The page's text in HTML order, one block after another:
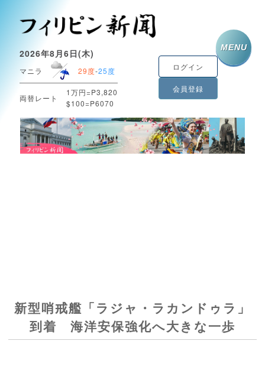
2026年8月6日(木)
マニラ 29度-25度
両替レート
1万円=P3,820
$100=P6070
ログイン
会員登録
MENU
新型哨戒艦「ラジャ・ラカンドゥラ」
到着 海洋安保強化へ大きな一歩